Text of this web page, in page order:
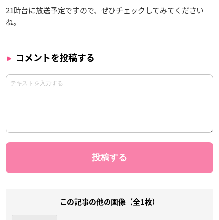
21時台に放送予定ですので、ぜひチェックしてみてください
ね。
コメントを投稿する
この記事の他の画像（全1枚）